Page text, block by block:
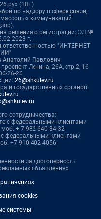
(18+)
по надзору в сфере связи,
коммуникаций
решения о регистрации: ЭЛ №
г.
ответственностью "ИНТЕРНЕТ
Анатолий Павлович
Ленина, 26А, стр.2, 16
26-26
26@shkulev.ru
и государственных органов:
сотрудничества:
с федеральными клиентами
, моб. + 7 982 640 34 32
федеральными клиентами
+7 910 402 4056
за достоверность
объявлениях.
cookies
системы